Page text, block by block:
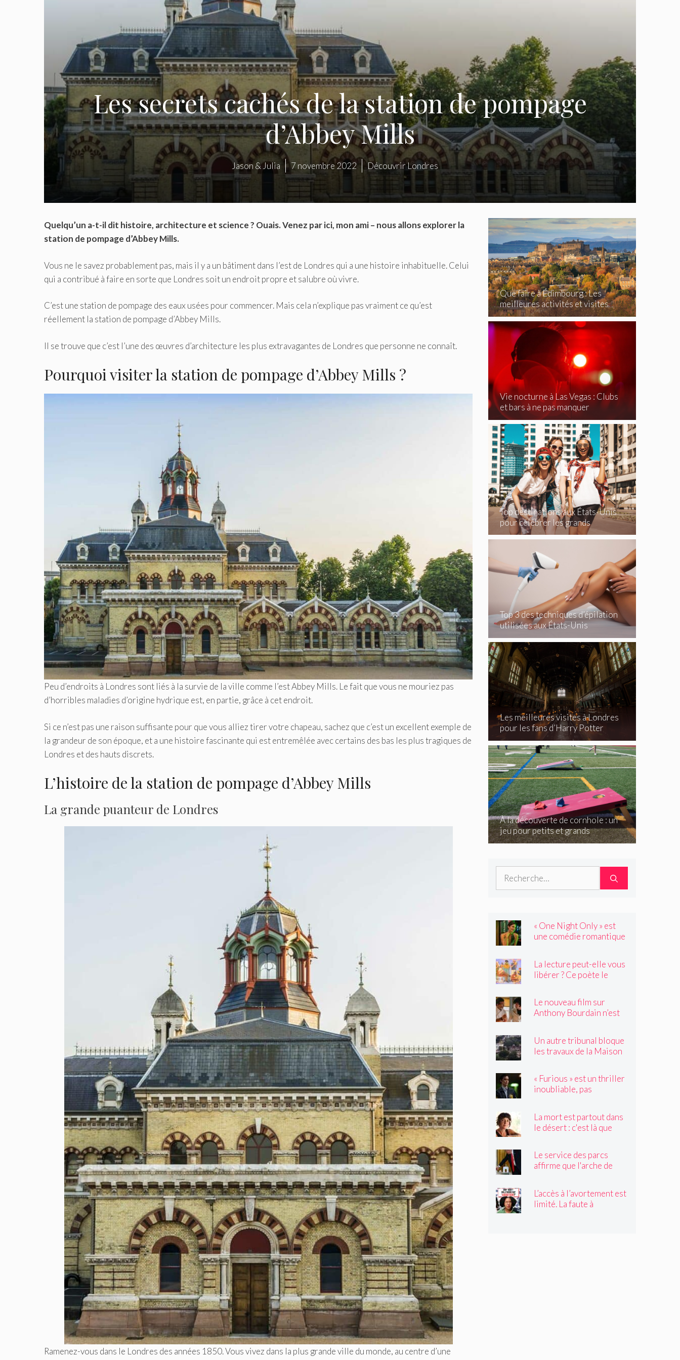
Les secrets cachés de la station de pompage
d’Abbey Mills
Jason & Julia 7 novembre 2022 Découvrir Londres
Quelqu’un a-t-il dit histoire, architecture et science ? Ouais. Venez par ici, mon ami – nous allons explorer la
station de pompage d’Abbey Mills.
Vous ne le savez probablement pas, mais il y a un bâtiment dans l’est de Londres qui a une histoire inhabituelle. Celui
qui a contribué à faire en sorte que Londres soit un endroit propre et salubre où vivre.
C’est une station de pompage des eaux usées pour commencer. Mais cela n’explique pas vraiment ce qu’est
réellement la station de pompage d’Abbey Mills.
Il se trouve que c’est l’une des œuvres d’architecture les plus extravagantes de Londres que personne ne connaît.
Pourquoi visiter la station de pompage d’Abbey Mills ?
Peu d’endroits à Londres sont liés à la survie de la ville comme l’est Abbey Mills. Le fait que vous ne mouriez pas
d’horribles maladies d’origine hydrique est, en partie, grâce à cet endroit.
Si ce n’est pas une raison suffisante pour que vous alliez tirer votre chapeau, sachez que c’est un excellent exemple de
la grandeur de son époque, et a une histoire fascinante qui est entremêlée avec certains des bas les plus tragiques de
Londres et des hauts discrets.
L’histoire de la station de pompage d’Abbey Mills
La grande puanteur de Londres
Ramenez-vous dans le Londres des années 1850. Vous vivez dans la plus grande ville du monde, au centre d’une
Que faire à Édimbourg : Les
meilleures activités et visites
incontournables
Vie nocturne à Las Vegas : Clubs
et bars à ne pas manquer
Top destinations aux États-Unis
pour célébrer les grands
événements
Top 3 des techniques d’épilation
utilisées aux États-Unis
Les meilleures visites à Londres
pour les fans d’Harry Potter
À la découverte de cornhole : un
jeu pour petits et grands
Rechercher :
« One Night Only » est
une comédie romantique
La lecture peut-elle vous
libérer ? Ce poète le
Le nouveau film sur
Anthony Bourdain n’est
Un autre tribunal bloque
les travaux de la Maison
suprême
« Furious » est un thriller
inoubliable, pas
La mort est partout dans
le désert : c'est là que
Le service des parcs
affirme que l'arche de
Pourrait-il être déplacé ?
L’accès à l’avortement est
limité. La faute à